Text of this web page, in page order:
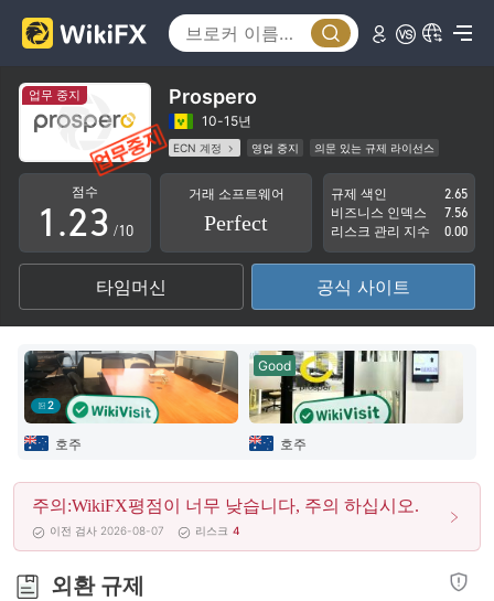
업무 중지 Prospero
10-15년
ECN 계정 영업 중지
의문 있는 규제 라이선스
자체 연구개발
업무 구역 의심 잠재적 위험성이 높음
점수
0
1
2
3
4
5
6
7
8
9
.
0
1
2
3
4
5
6
7
8
9
0
1
2
3
4
5
6
7
9
/10
거래 소프트웨어
Perfect
규제 색인
2.65
비즈니스 인덱스
7.56
리스크 관리 지수
0.00
타임머신 공식 사이트
2
호주
Good
호주
주의:WikiFX평점이 너무 낮습니다, 주의 하십시오.
이전 검사 2026-08-07 리스크 4
외환 규제